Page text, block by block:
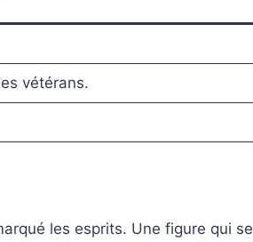
vétérans.
les esprits. Une figure qui